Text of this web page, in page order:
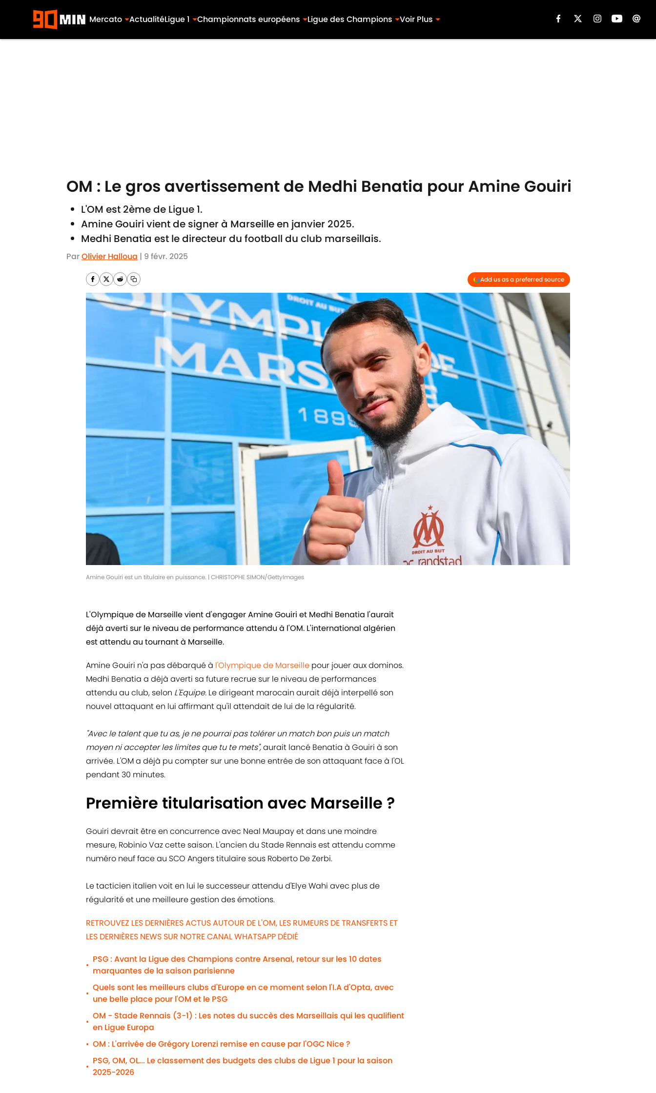
Mercato ActualitéLigue 1 Championnats européens Ligue des Champions Voir Plus
OM : Le gros avertissement de Medhi Benatia pour Amine Gouiri
L'OM est 2ème de Ligue 1.
Amine Gouiri vient de signer à Marseille en janvier 2025.
Medhi Benatia est le directeur du football du club marseillais.
ParOlivier Halloua | 9 févr. 2025
Add us as a preferred source
Amine Gouiri est un titulaire en puissance. | CHRISTOPHE SIMON/GettyImages
L'Olympique de Marseille vient d'engager Amine Gouiri et Medhi Benatia l'aurait
déjà averti sur le niveau de performance attendu à l'OM. L'international algérien
est attendu au tournant à Marseille.
Amine Gouiri n'a pas débarqué à l'Olympique de Marseille pour jouer aux dominos.
Medhi Benatia a déjà averti sa future recrue sur le niveau de performances
attendu au club, selon L'Equipe. Le dirigeant marocain aurait déjà interpellé son
nouvel attaquant en lui affirmant qu'il attendait de lui de la régularité.
"Avec le talent que tu as, je ne pourrai pas tolérer un match bon puis un match
moyen ni accepter les limites que tu te mets",aurait lancé Benatia à Gouiri à son
arrivée. L'OM a déjà pu compter sur une bonne entrée de son attaquant face à l'OL
pendant 30 minutes.
Première titularisation avec Marseille ?
Gouiri devrait être en concurrence avec Neal Maupay et dans une moindre
mesure, Robinio Vaz cette saison. L'ancien du Stade Rennais est attendu comme
numéro neuf face au SCO Angers titulaire sous Roberto De Zerbi.
Le tacticien italien voit en lui le successeur attendu d'Elye Wahi avec plus de
régularité et une meilleure gestion des émotions.
RETROUVEZ LES DERNIÈRES ACTUS AUTOUR DE L'OM, LES RUMEURS DE TRANSFERTS ET
LES DERNIÈRES NEWS SUR NOTRE CANAL WHATSAPP DÉDIÉ
•
PSG : Avant la Ligue des Champions contre Arsenal, retour sur les 10 dates
marquantes de la saison parisienne
•
Quels sont les meilleurs clubs d'Europe en ce moment selon l'I.A d'Opta, avec
une belle place pour l'OM et le PSG
•
OM - Stade Rennais (3-1) : Les notes du succès des Marseillais qui les qualifient
en Ligue Europa
• OM : L'arrivée de Grégory Lorenzi remise en cause par l'OGC Nice ?
•
PSG, OM, OL... Le classement des budgets des clubs de Ligue 1 pour la saison
2025-2026